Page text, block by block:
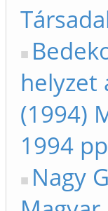
helyzet
(1994)
1994
Nagy